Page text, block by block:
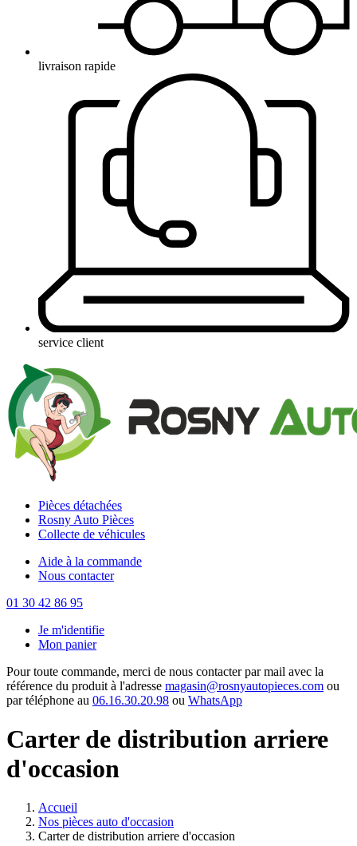
livraison rapide
service client
Pièces détachées
Rosny Auto Pièces
Collecte de véhicules
Aide à la commande
Nous contacter
01 30 42 86 95
Je m'identifie
Mon panier
Pour toute commande, merci de nous contacter par mail avec la
référence du produit à l'adresse magasin@rosnyautopieces.com ou
par téléphone au 06.16.30.20.98 ou WhatsApp
Carter de distribution arriere
d'occasion
Accueil
Nos pièces auto d'occasion
Carter de distribution arriere d'occasion